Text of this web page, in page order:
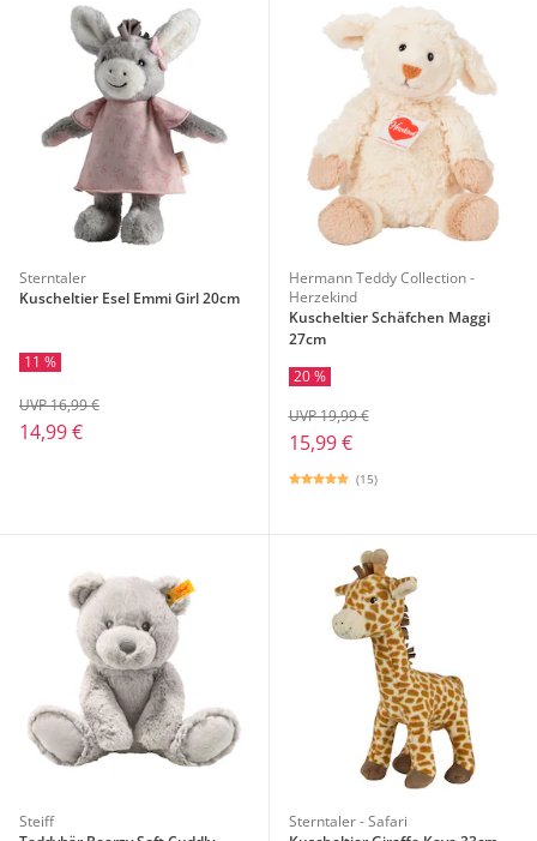
Sterntaler
Kuscheltier Esel Emmi Girl 20cm
11 %
14,99 €
UVP 16,99 €
Hermann Teddy Collection -
Herzekind
Kuscheltier Schäfchen Maggi
27cm
20 %
15,99 €
UVP 19,99 €
(15)
Steiff
Sterntaler - Safari